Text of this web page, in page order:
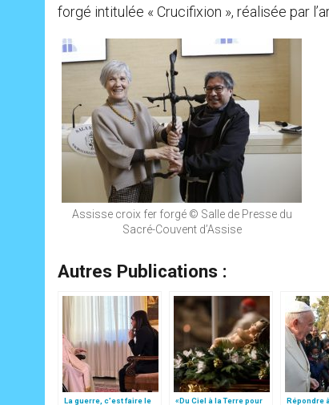
forgé intitulée « Crucifixion », réalisée par
Assisse croix fer forgé © Salle de Presse du
Sacré-Couvent d’Assise
Autres Publications :
La guerre, c’est faire le
«Du Ciel à la Terre pour
Répondre